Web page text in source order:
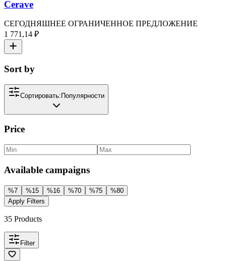
Cerave
СЕГОДНЯШНЕЕ ОГРАНИЧЕННОЕ ПРЕДЛОЖЕНИЕ
1 771,14 ₽
Sort by
Сортировать: Популярности
Price
Available campaigns
%7 %15 %16 %70 %75 %80
Apply Filters
35 Products
Filter